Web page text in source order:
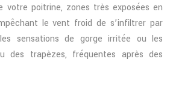
poitrine, zones très exposées en
le vent froid de s’infiltrer par
sensations de gorge irritée ou les
des trapèzes, fréquentes après des